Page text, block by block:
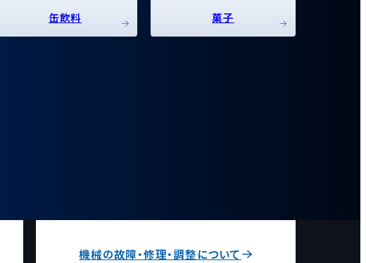
缶飲料 菓子
機械の故障・修理・調整について